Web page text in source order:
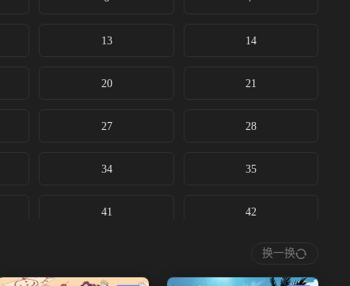
13 14
20 21
27 28
34 35
41 42
换一换